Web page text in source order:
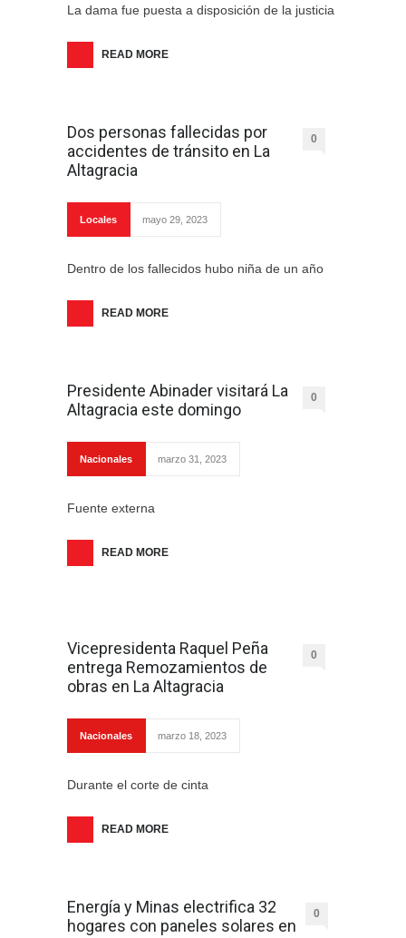
La dama fue puesta a disposición de la justicia
READ MORE
Dos personas fallecidas por
accidentes de tránsito en La
Altagracia
0
Locales mayo 29, 2023
Dentro de los fallecidos hubo niña de un año
READ MORE
Presidente Abinader visitará La
Altagracia este domingo
0
Nacionales marzo 31, 2023
Fuente externa
READ MORE
Vicepresidenta Raquel Peña
entrega Remozamientos de
obras en La Altagracia
0
Nacionales marzo 18, 2023
Durante el corte de cinta
READ MORE
Energía y Minas electrifica 32
hogares con paneles solares en
0